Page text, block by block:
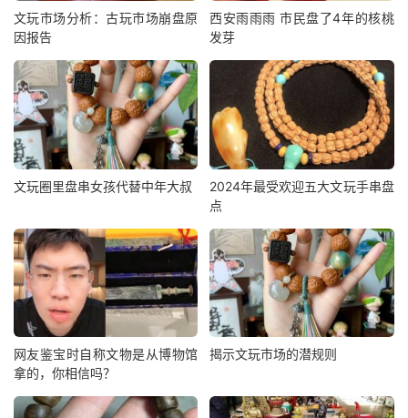
文玩市场分析：古玩市场崩盘原
因报告
西安雨雨雨 市民盘了4年的核桃
发芽
文玩圈里盘串女孩代替中年大叔
2024年最受欢迎五大文玩手串盘
点
网友鉴宝时自称文物是从博物馆
拿的，你相信吗？
揭示文玩市场的潜规则